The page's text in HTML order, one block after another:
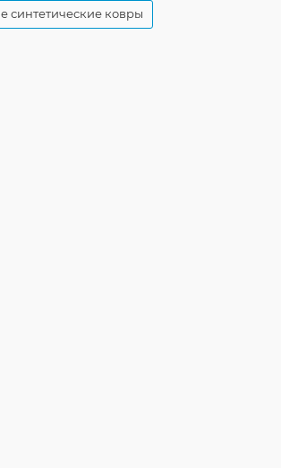
синтетические ковры